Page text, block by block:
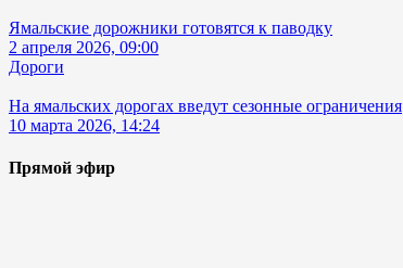
Ямальские дорожники готовятся к паводку
2 апреля 2026, 09:00
Дороги
На ямальских дорогах введут сезонные ограничения
10 марта 2026, 14:24
Прямой эфир